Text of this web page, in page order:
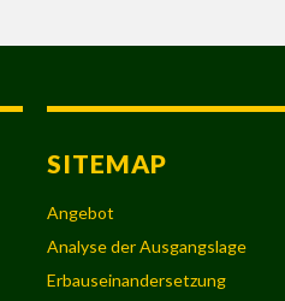
SITEMAP
Angebot
Analyse der Ausgangslage
Erbauseinandersetzung